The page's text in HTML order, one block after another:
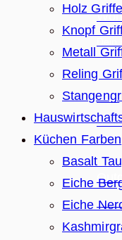
Bad
Die
Alles
Holz Griffe
Knopf
Metall
Reling
Küchen Farben
Basalt
Eiche
Eiche